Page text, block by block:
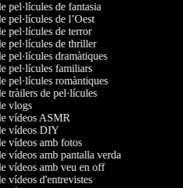
pel·lícules de fantasia
pel·lícules de l’Oest
pel·lícules de terror
pel·lícules de thriller
pel·lícules dramàtiques
pel·lícules familiars
pel·lícules romàntiques
tràilers de pel·lícules
vlogs
vídeos ASMR
vídeos DIY
vídeos amb fotos
vídeos amb pantalla verda
vídeos amb veu en off
vídeos d'entrevistes